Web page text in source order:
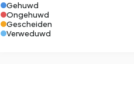
Gehuwd
Ongehuwd
Gescheiden
Verweduwd